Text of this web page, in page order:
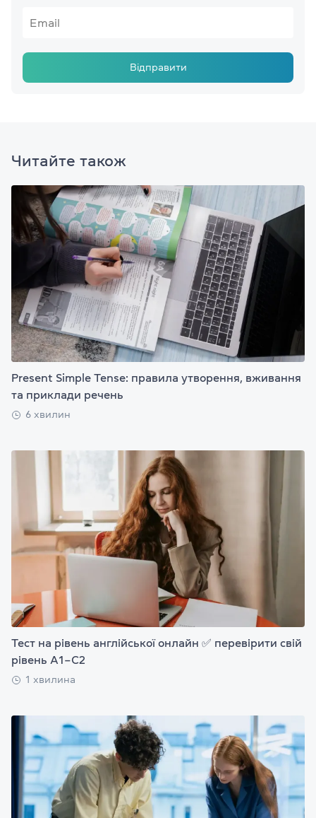
Відправити
Читайте також
Present Simple Tense: правила утворення, вживання
та приклади речень
6 хвилин
Тест на рівень англійської онлайн ✅ перевірити свій
рівень А1–С2
1 хвилина